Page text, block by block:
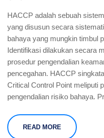
HACCP adalah sebuah
yang disusun secara
bahaya yang mungkin timbul
Identifikasi dilakukan secara
prosedur pengendalian
pencegahan. HACCP
Critical Control Point meliputi
pengendalian risiko bahaya.
READ MORE